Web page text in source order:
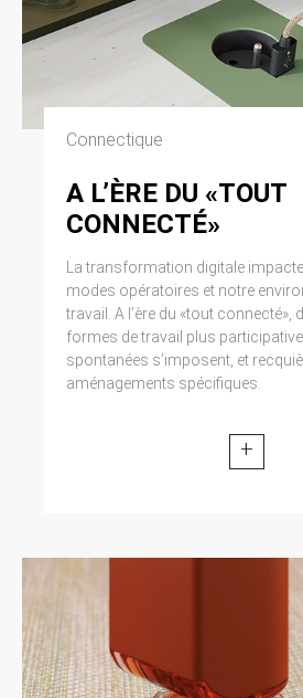
Connectique
A L’ÈRE DU «TOUT
CONNECTÉ»
La transformation digitale
modes opératoires et notre
travail. A l’ère du «tout connecté»,
formes de travail plus
spontanées s’imposent, et
aménagements spécifiques.
+